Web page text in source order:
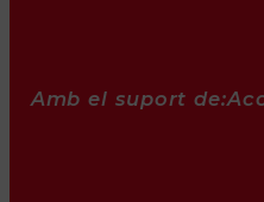
Amb el suport de: